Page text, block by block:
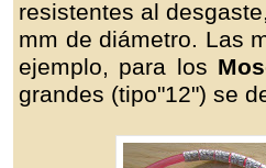
resistentes al
mm de diámetro. Las
ejemplo, para los
grandes (tipo"12") se